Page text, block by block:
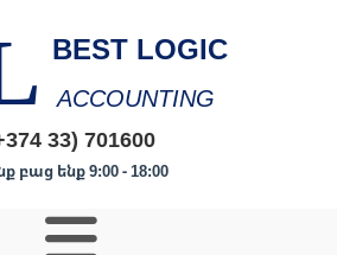
BEST LOGIC
ACCOUNTING
33) 701600
բաց ենք 9:00 - 18:00